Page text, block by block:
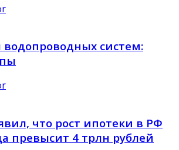
систем:
что рост ипотеки в РФ
превысит 4 трлн рублей